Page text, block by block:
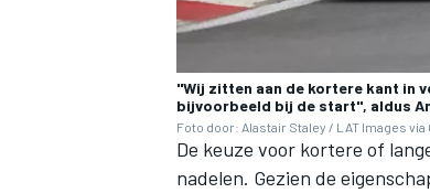
"Wij zitten aan de kortere kant in
bijvoorbeeld bij de start", aldus
Foto door: Alastair Staley / LAT Images via
De keuze voor kortere of
nadelen. Gezien de